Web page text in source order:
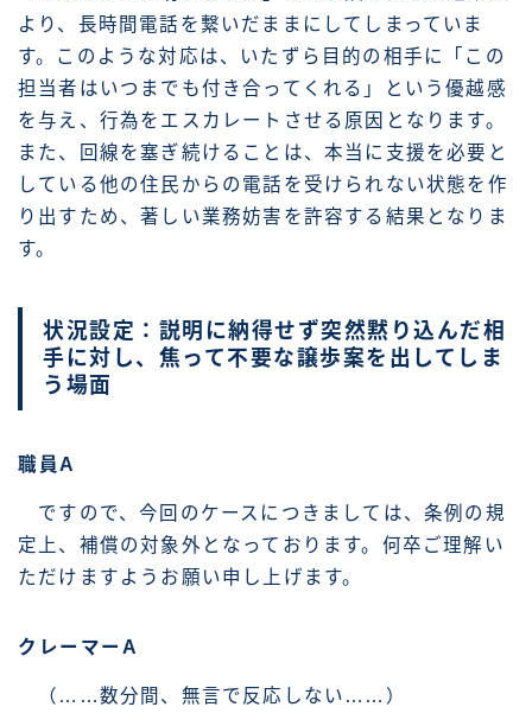
より、長時間電話を繋いだままにしてしまっていま
す。このような対応は、いたずら目的の相手に「この
担当者はいつまでも付き合ってくれる」という優越感
を与え、行為をエスカレートさせる原因となります。
また、回線を塞ぎ続けることは、本当に支援を必要と
している他の住民からの電話を受けられない状態を作
り出すため、著しい業務妨害を許容する結果となりま
す。
状況設定：説明に納得せず突然黙り込んだ相
手に対し、焦って不要な譲歩案を出してしま
う場面
職員A
ですので、今回のケースにつきましては、条例の規
定上、補償の対象外となっております。何卒ご理解い
ただけますようお願い申し上げます。
クレーマーA
（……数分間、無言で反応しない……）